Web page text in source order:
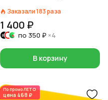
Заказали183раза
1 400 ₽
по 350 ₽ ×4
В корзину
По промоЛЕТО
цена 468 ₽